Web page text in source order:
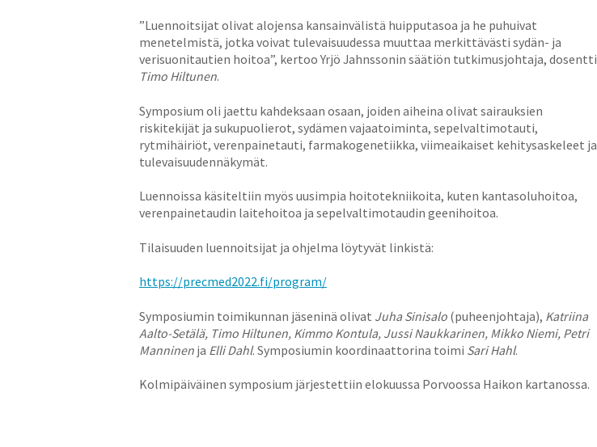
”Luennoitsijat olivat alojensa kansainvälistä huipputasoa ja he puhuivat
menetelmistä, jotka voivat tulevaisuudessa muuttaa merkittävästi sydän- ja
verisuonitautien hoitoa”, kertoo Yrjö Jahnssonin säätiön tutkimusjohtaja, dosentti
Timo Hiltunen.
Symposium oli jaettu kahdeksaan osaan, joiden aiheina olivat sairauksien
riskitekijät ja sukupuolierot, sydämen vajaatoiminta, sepelvaltimotauti,
rytmihäiriöt, verenpainetauti, farmakogenetiikka, viimeaikaiset kehitysaskeleet ja
tulevaisuudennäkymät.
Luennoissa käsiteltiin myös uusimpia hoitotekniikoita, kuten kantasoluhoitoa,
verenpainetaudin laitehoitoa ja sepelvaltimotaudin geenihoitoa.
Tilaisuuden luennoitsijat ja ohjelma löytyvät linkistä:
https://precmed2022.fi/program/
Symposiumin toimikunnan jäseninä olivat Juha Sinisalo (puheenjohtaja), Katriina
Aalto-Setälä, Timo Hiltunen, Kimmo Kontula, Jussi Naukkarinen, Mikko Niemi, Petri
Manninen ja Elli Dahl. Symposiumin koordinaattorina toimi Sari Hahl.
Kolmipäiväinen symposium järjestettiin elokuussa Porvoossa Haikon kartanossa.